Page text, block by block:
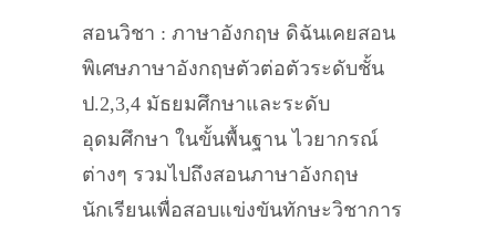
สอนวิชา : ภาษาอังกฤษ ดิฉันเคยสอน
พิเศษภาษาอังกฤษตัวต่อตัวระดับชั้น
ป.2,3,4 มัธยมศึกษาและระดับ
อุดมศึกษา ในขั้นพื้นฐาน ไวยากรณ์
ต่างๆ รวมไปถึงสอนภาษาอังกฤษ
นักเรียนเพื่อสอบแข่งขันทักษะวิชาการ